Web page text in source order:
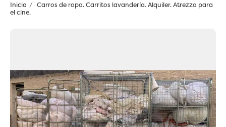
Inicio
Carros de ropa. Carritos lavandería. Alquiler. Atrezzo para
el cine.